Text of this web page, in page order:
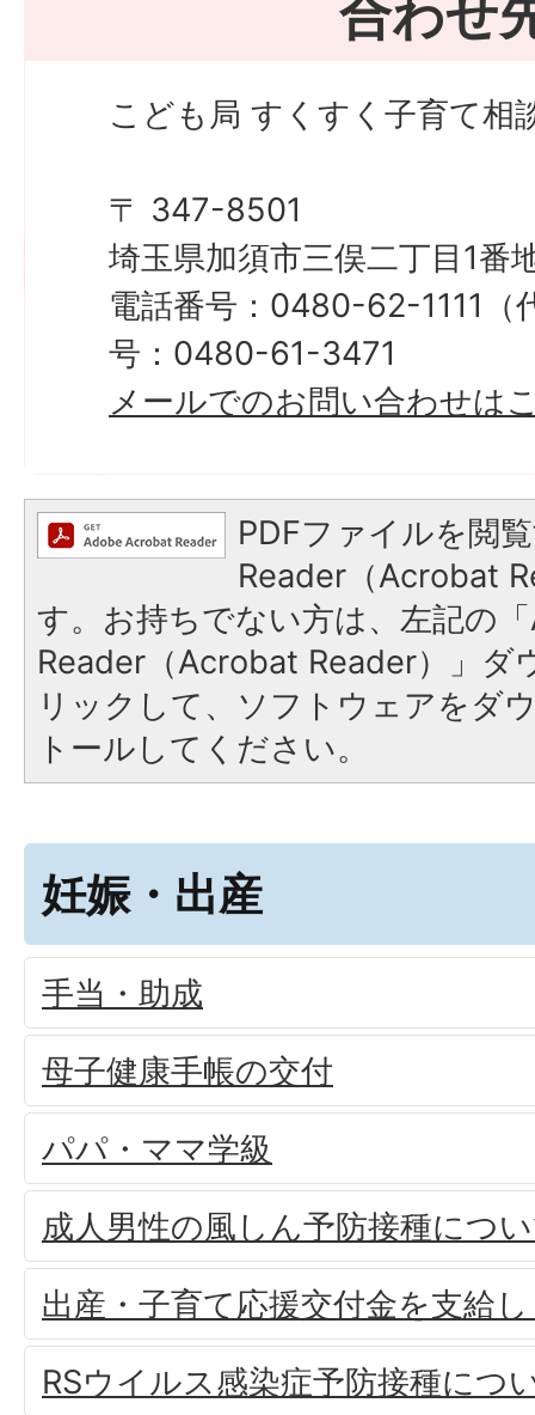
合わせ
こども局 すくすく子育て相
〒 347-8501
埼玉県加須市三俣二丁目1番
電話番号：0480-62-1111（
号：0480-61-3471
メールでのお問い合わせは
PDFファイルを閲
Reader（Acrobat
す。お持ちでない方は、左記の
Reader（Acrobat Reader）」ダ
リックして、ソフトウェアをダ
トールしてください。
妊娠・出産
手当・助成
母子健康手帳の交付
パパ・ママ学級
成人男性の風しん予防接種につ
出産・子育て応援交付金を支給
RSウイルス感染症予防接種につ